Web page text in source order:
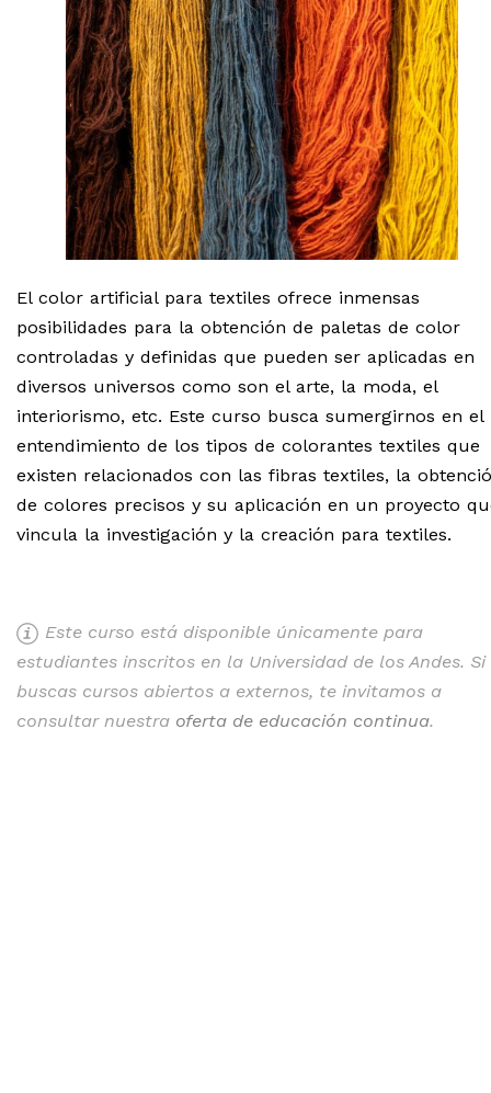
El color artificial para textiles ofrece inmensas
posibilidades para la obtención de paletas de color
controladas y definidas que pueden ser aplicadas en
diversos universos como son el arte, la moda, el
interiorismo, etc. Este curso busca sumergirnos en el
entendimiento de los tipos de colorantes textiles que
existen relacionados con las fibras textiles, la
de colores precisos y su aplicación en un proyecto
vincula la investigación y la creación para textiles.
Este curso está disponible únicamente para
estudiantes inscritos en la Universidad de los Andes. Si
buscas cursos abiertos a externos, te invitamos a
consultar nuestra oferta de educación continua.